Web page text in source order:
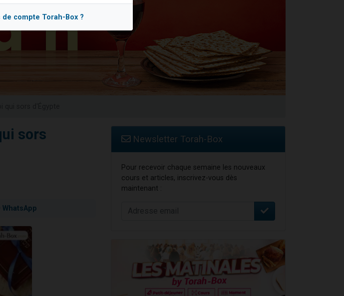
: Le Chabbath et le Birkat Hamazone à travers le temps
sors
WhatsApp
Newsletter Torah-Box
Pour recevoir chaque semaine les nouveaux
cours et articles, inscrivez-vous dès
maintenant :
compte Torah-Box ?